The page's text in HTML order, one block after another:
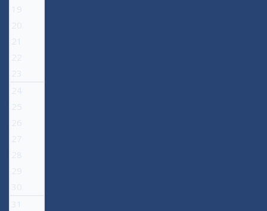
19
20
21
22
23
24
25
26
27
28
29
30
31